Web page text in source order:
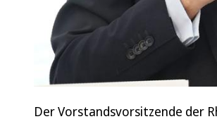
Der Vorstandsvorsitzende der